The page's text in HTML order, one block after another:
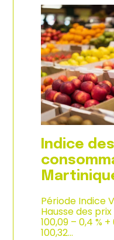
o
u
p
e
–
A
n
n
é
e
2
0
2
6
e
d
e
s
p
r
i
x
d
e
p
r
o
d
u
c
t
o
n
e
Indice
Période Indice
Hausse des
100,09 – 0,4 %
100,32…